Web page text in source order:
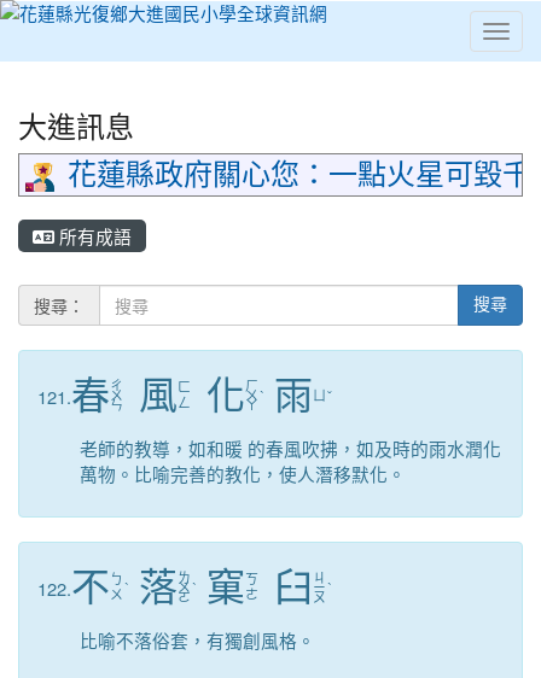
⏸
大進訊息
花蓮縣政府關心您：一點火星可毀
所有成語
搜尋： 搜尋
121.春ㄔ
ㄨ
ㄣ 風 ㄈ
ㄥ
化ㄏ
ㄨ
ㄚ
ˋ 雨 ˇ
老師的教導，如和暖 的春風吹拂，如及時的雨水潤化
萬物。比喻完善的教化，使人潛移默化。
122.不 ㄅ
ㄨ ˋ 落ㄌ
ㄨ
ㄛ
ˋ 窠 ㄎ
ㄜ
臼 ㄐ
ㄧ
ㄡ
ˋ
比喻不落俗套，有獨創風格。